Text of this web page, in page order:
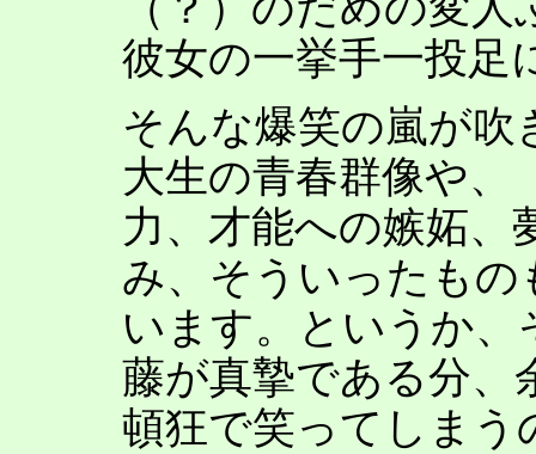
彼女の一挙手一投足
そんな爆笑の嵐が
大生の青春群像や、
力、才能への嫉妬、
み、そういったも
います。というか
藤が真摯である分、
頓狂で笑ってしまう